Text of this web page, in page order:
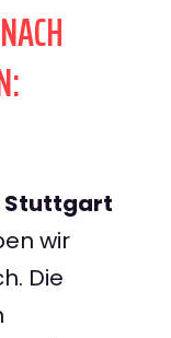
Stuttgart
wir
Die